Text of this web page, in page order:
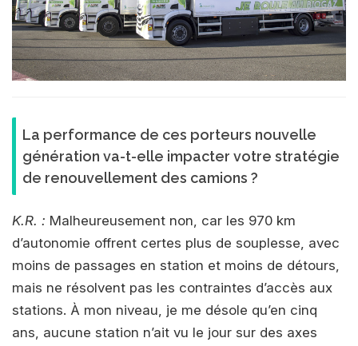
La performance de ces porteurs nouvelle
génération va-t-elle impacter votre stratégie
de renouvellement des camions ?
K.R. : Malheureusement non, car les 970 km
d’autonomie offrent certes plus de souplesse, avec
moins de passages en station et moins de détours,
mais ne résolvent pas les contraintes d’accès aux
stations. À mon niveau, je me désole qu’en cinq
ans, aucune station n’ait vu le jour sur des axes